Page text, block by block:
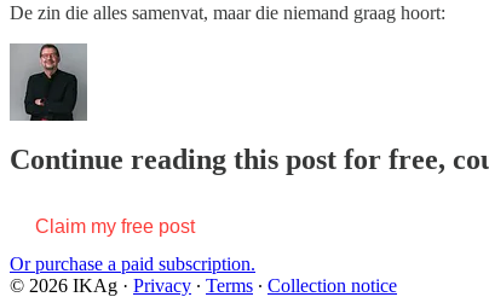
De zin die alles samenvat, maar die niemand graag hoort:
Continue reading this post for free,
Claim my free post
Or purchase a paid subscription.
© 2026 IKAg · Privacy ∙ Terms ∙ Collection notice